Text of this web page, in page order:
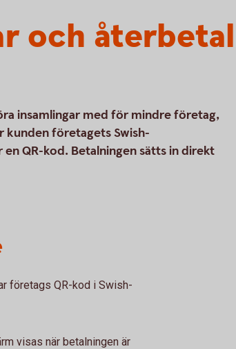
och
insamlingar med för mindre företag,
kunden företagets Swish-
QR-kod. Betalningen sätts in direkt
företags QR-kod i Swish-
visas när betalningen är